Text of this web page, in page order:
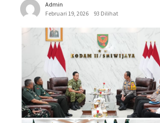
Admin
Februari 19, 2026
93 Dilihat